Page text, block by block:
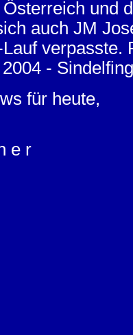
und
auch JM
verpasste.
-
für heute,
e r